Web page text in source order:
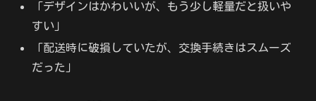
「デザインはかわいいが、もう少し軽量だと扱いや
すい」
「配送時に破損していたが、交換手続きはスムーズ
だった」